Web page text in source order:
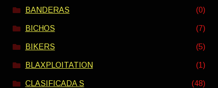
BANDERAS (0)
BICHOS (7)
BIKERS (5)
BLAXPLOITATION (1)
CLASIFICADA S (48)